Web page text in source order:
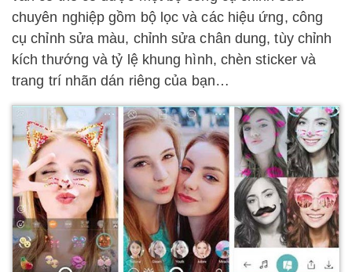
chuyên nghiệp gồm bộ lọc và các hiệu ứng, công
cụ chỉnh sửa màu, chỉnh sửa chân dung, tùy chỉnh
kích thướng và tỷ lệ khung hình, chèn sticker và
trang trí nhãn dán riêng của bạn…